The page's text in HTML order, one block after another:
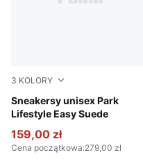
3 KOLORY
Sneakersy unisex Park
Lifestyle Easy Suede
PUMA Black-PUMA
159,00 zł
Cena początkowa:279,00 zł